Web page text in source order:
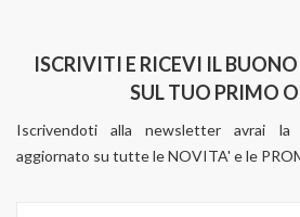
ISCRIVITI E RICEVI IL
SUL TUO PRIMO
Iscrivendoti alla newsletter avrai la
aggiornato su tutte le NOVITA' e le